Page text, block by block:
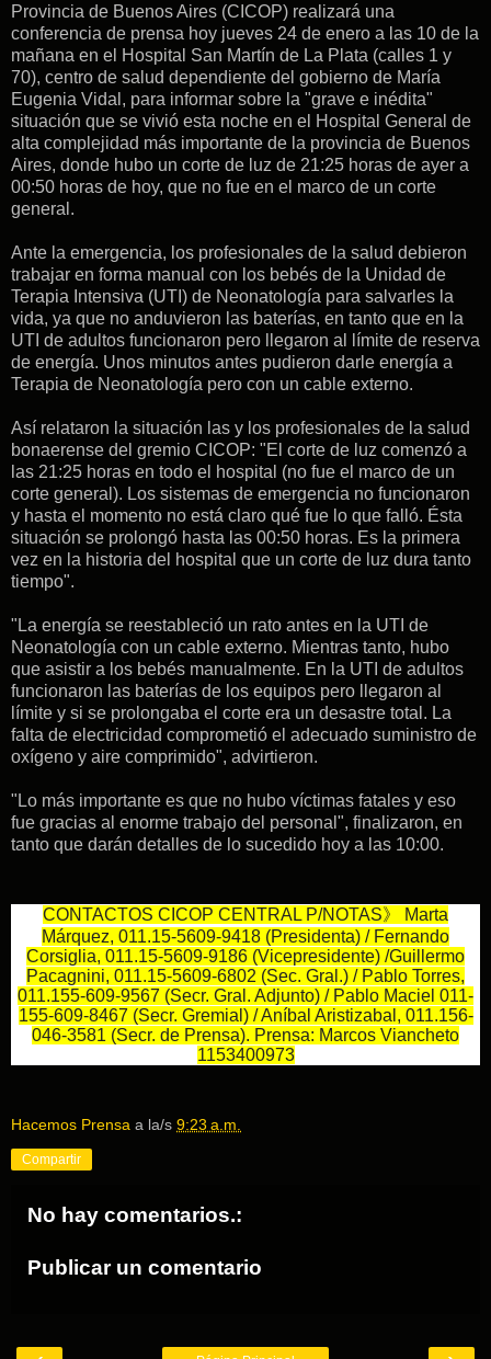
Provincia de Buenos Aires (CICOP) realizará una
conferencia de prensa hoy jueves 24 de enero a las 10 de la
mañana en el Hospital San Martín de La Plata (calles 1 y
70), centro de salud dependiente del gobierno de María
Eugenia Vidal, para informar sobre la "grave e inédita"
situación que se vivió esta noche en el Hospital General de
alta complejidad más importante de la provincia de Buenos
Aires, donde hubo un corte de luz de 21:25 horas de ayer a
00:50 horas de hoy, que no fue en el marco de un corte
general.
Ante la emergencia, los profesionales de la salud debieron
trabajar en forma manual con los bebés de la Unidad de
Terapia Intensiva (UTI) de Neonatología para salvarles la
vida, ya que no anduvieron las baterías, en tanto que en la
UTI de adultos funcionaron pero llegaron al límite de reserva
de energía. Unos minutos antes pudieron darle energía a
Terapia de Neonatología pero con un cable externo.
Así relataron la situación las y los profesionales de la salud
bonaerense del gremio CICOP: "El corte de luz comenzó a
las 21:25 horas en todo el hospital (no fue el marco de un
corte general). Los sistemas de emergencia no funcionaron
y hasta el momento no está claro qué fue lo que falló. Ésta
situación se prolongó hasta las 00:50 horas. Es la primera
vez en la historia del hospital que un corte de luz dura tanto
tiempo".
"La energía se reestableció un rato antes en la UTI de
Neonatología con un cable externo. Mientras tanto, hubo
que asistir a los bebés manualmente. En la UTI de adultos
funcionaron las baterías de los equipos pero llegaron al
límite y si se prolongaba el corte era un desastre total. La
falta de electricidad comprometió el adecuado suministro de
oxígeno y aire comprimido", advirtieron.
"Lo más importante es que no hubo víctimas fatales y eso
fue gracias al enorme trabajo del personal", finalizaron, en
tanto que darán detalles de lo sucedido hoy a las 10:00.
CONTACTOS CICOP CENTRAL P/NOTAS》 Marta
Márquez, 011.15-5609-9418 (Presidenta) / Fernando
Corsiglia, 011.15-5609-9186 (Vicepresidente) /Guillermo
Pacagnini, 011.15-5609-6802 (Sec. Gral.) / Pablo Torres,
011.155-609-9567 (Secr. Gral. Adjunto) / Pablo Maciel 011-
155-609-8467 (Secr. Gremial) / Aníbal Aristizabal, 011.156-
046-3581 (Secr. de Prensa). Prensa: Marcos Viancheto
1153400973
Hacemos Prensa a la/s 9:23 a.m.
Compartir
No hay comentarios.:
Publicar un comentario